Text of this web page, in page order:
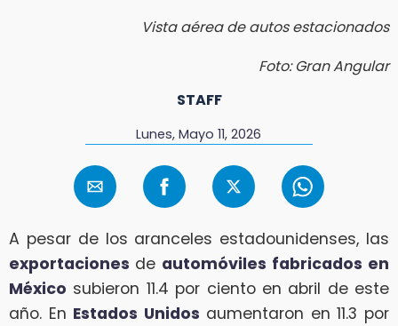
Vista aérea de autos estacionados
Foto: Gran Angular
STAFF
Lunes, Mayo 11, 2026
A pesar de los aranceles estadounidenses, las
exportaciones de automóviles fabricados en
México subieron 11.4 por ciento en abril de este
año. En Estados Unidos aumentaron en 11.3 por